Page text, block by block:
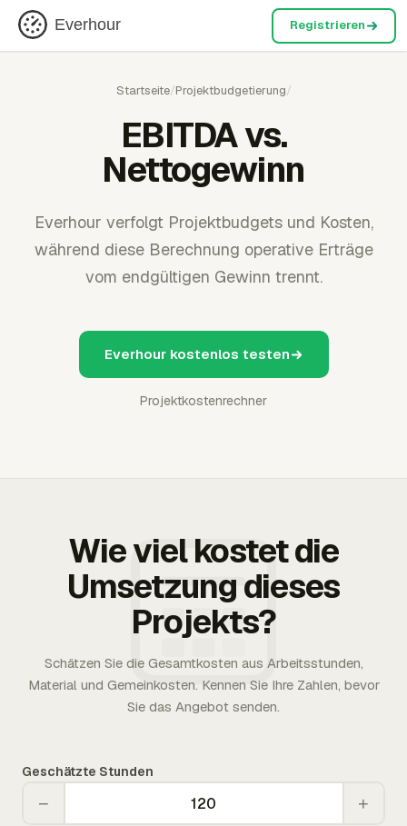
Everhour Registrieren
Startseite/Projektbudgetierung/
EBITDA vs.
Nettogewinn
Everhour verfolgt Projektbudgets und Kosten,
während diese Berechnung operative Erträge
vom endgültigen Gewinn trennt.
Everhour kostenlos testen
Projektkostenrechner
Wie viel kostet die
Umsetzung dieses
Projekts?
Schätzen Sie die Gesamtkosten aus Arbeitsstunden,
Material und Gemeinkosten. Kennen Sie Ihre Zahlen, bevor
Sie das Angebot senden.
Geschätzte Stunden
− +